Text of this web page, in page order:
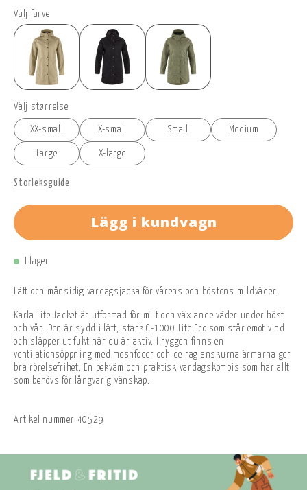
Välj farve
Välj størrelse
XX-small X-small Small Medium
Large X-large
Storleksguide
Lägg i kundvagn
I lager
Lätt och månsidig vardagsjacka för vårens och höstens mildväder.
Karla Lite Jacket är utformad för milt och växlande väder under höst
och vår. Den är sydd i lätt, stark G-1000 Lite Eco som står emot vind
och släpper ut fukt när du är aktiv. I ryggen finns en
ventilationsöppning med meshfoder och de raglanskurna ärmarna ger
bra rörelsefrihet. En bekväm och praktisk vardagskompis som har allt
som behövs för långvarig vänskap.
Artikel nummer 40529